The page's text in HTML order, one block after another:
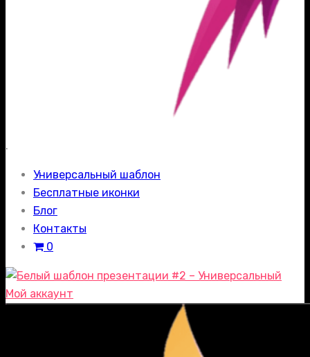
.
Универсальный шаблон
Бесплатные иконки
Блог
Контакты
0
Мой аккаунт